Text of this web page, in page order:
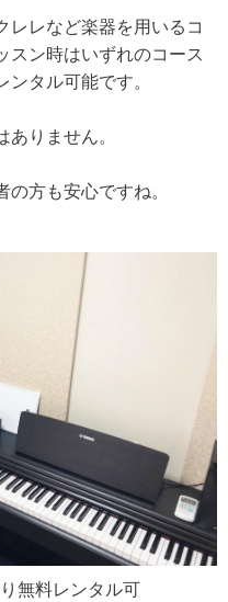
レレなど楽器を用いるコ
スン時はいずれのコース
タル可能です。
りません。
方も安心ですね。
無料レンタル可